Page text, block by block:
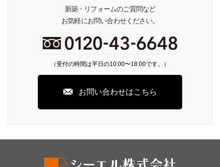
新築・リフォームのご質問など
お気軽にお問い合わせください。
（受付の時間は平日の10:00〜18:00です。）
お問い合わせはこちら